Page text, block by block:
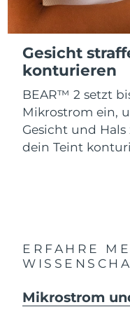
Gesicht
konturieren
BEAR™ 2 setzt
Mikrostrom ein,
Gesicht und
dein Teint
ERFAHRE
Mikrostrom
For
Kosmetik
Kaufe alles
Isle of Man
Israel
Italien
Japan
Lettland
Libanon